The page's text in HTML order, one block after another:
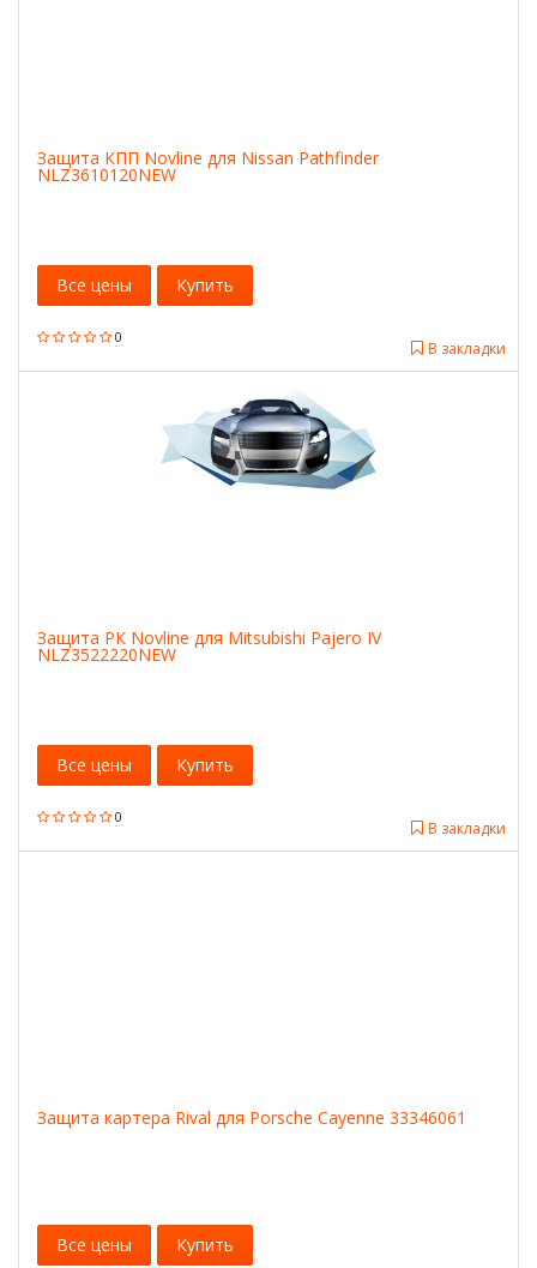
Защита КПП Novline для Nissan Pathfinder
NLZ3610120NEW
0
В закладки
Все цены Купить
Защита РК Novline для Mitsubishi Pajero IV
NLZ3522220NEW
0
В закладки
Все цены Купить
Защита картера Rival для Porsche Cayenne 33346061
Все цены Купить